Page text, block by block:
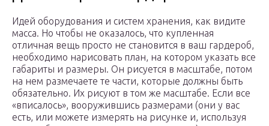
Идей оборудования и систем хранения, как видите
масса. Но чтобы не оказалось, что купленная
отличная вещь просто не становится в ваш гардероб,
необходимо нарисовать план, на котором указать все
габариты и размеры. Он рисуется в масштабе, потом
на нем размечаете те части, которые должны быть
обязательно. Их рисуют в том же масштабе. Если все
«вписалось», вооружившись размерами (они у вас
есть, или можете измерять на рисунке и, используя